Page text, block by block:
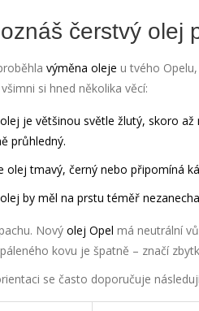
čerstvý olej
výměna oleje u tvého
si hned několika věcí:
je většinou světle žlutý, skoro
průhledný.
olej tmavý, černý nebo připomíná
by měl na prstu téměř
Nový olej Opel má neutrální
kovu je špatně – značí
se často doporučuje